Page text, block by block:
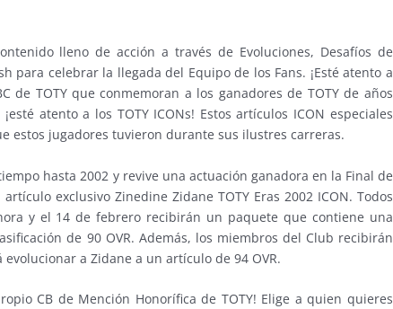
lleno de acción a través de Evoluciones, Desafíos de
para celebrar la llegada del Equipo de los Fans. ¡Esté atento a
de TOTY que conmemoran a los ganadores de TOTY de años
atento a los TOTY ICONs! Estos artículos ICON especiales
estos jugadores tuvieron durante sus ilustres carreras.
hasta 2002 y revive una actuación ganadora en la Final de
exclusivo Zinedine Zidane TOTY Eras 2002 ICON. Todos
y el 14 de febrero recibirán un paquete que contiene una
de 90 OVR. Además, los miembros del Club recibirán
a Zidane a un artículo de 94 OVR.
CB de Mención Honorífica de TOTY! Elige a quien quieres